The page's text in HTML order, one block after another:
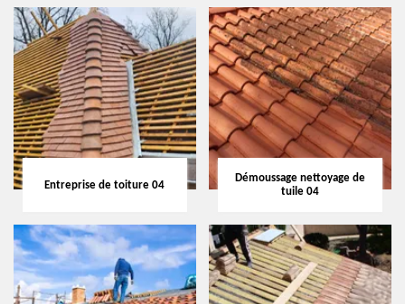
Entreprise de toiture 04
Démoussage nettoyage de
tuile 04